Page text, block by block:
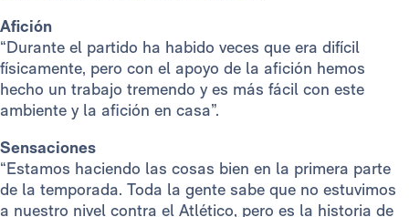
Afición
“Durante el partido ha habido veces que era difícil
físicamente, pero con el apoyo de la afición hemos
hecho un trabajo tremendo y es más fácil con este
ambiente y la afición en casa”.
Sensaciones
“Estamos haciendo las cosas bien en la primera parte
de la temporada. Toda la gente sabe que no estuvimos
a nuestro nivel contra el Atlético, pero es la historia de